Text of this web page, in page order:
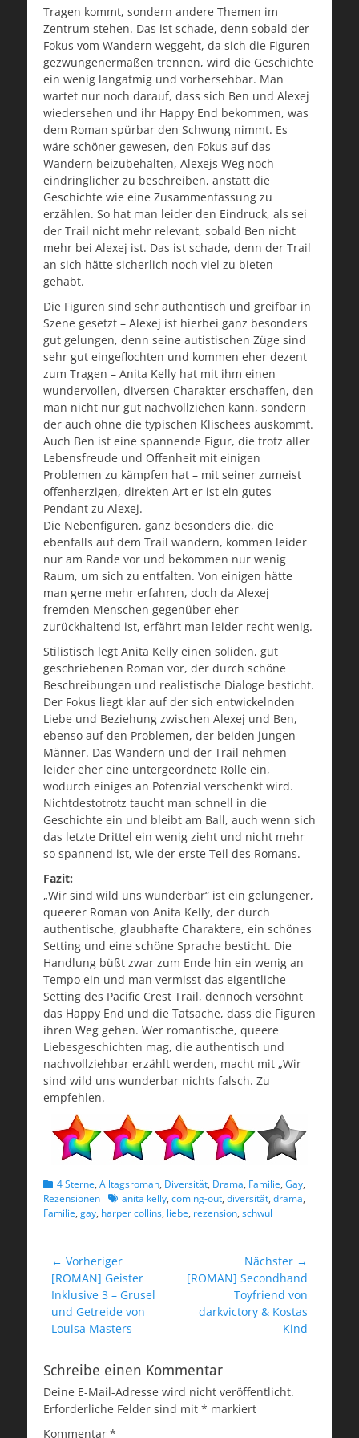
Tragen kommt, sondern andere Themen im
Zentrum stehen. Das ist schade, denn sobald der
Fokus vom Wandern weggeht, da sich die Figuren
gezwungenermaßen trennen, wird die Geschichte
ein wenig langatmig und vorhersehbar. Man
wartet nur noch darauf, dass sich Ben und Alexej
wiedersehen und ihr Happy End bekommen, was
dem Roman spürbar den Schwung nimmt. Es
wäre schöner gewesen, den Fokus auf das
Wandern beizubehalten, Alexejs Weg noch
eindringlicher zu beschreiben, anstatt die
Geschichte wie eine Zusammenfassung zu
erzählen. So hat man leider den Eindruck, als sei
der Trail nicht mehr relevant, sobald Ben nicht
mehr bei Alexej ist. Das ist schade, denn der Trail
an sich hätte sicherlich noch viel zu bieten
gehabt.
Die Figuren sind sehr authentisch und greifbar in
Szene gesetzt – Alexej ist hierbei ganz besonders
gut gelungen, denn seine autistischen Züge sind
sehr gut eingeflochten und kommen eher dezent
zum Tragen – Anita Kelly hat mit ihm einen
wundervollen, diversen Charakter erschaffen, den
man nicht nur gut nachvollziehen kann, sondern
der auch ohne die typischen Klischees auskommt.
Auch Ben ist eine spannende Figur, die trotz aller
Lebensfreude und Offenheit mit einigen
Problemen zu kämpfen hat – mit seiner zumeist
offenherzigen, direkten Art er ist ein gutes
Pendant zu Alexej.
Die Nebenfiguren, ganz besonders die, die
ebenfalls auf dem Trail wandern, kommen leider
nur am Rande vor und bekommen nur wenig
Raum, um sich zu entfalten. Von einigen hätte
man gerne mehr erfahren, doch da Alexej
fremden Menschen gegenüber eher
zurückhaltend ist, erfährt man leider recht wenig.
Stilistisch legt Anita Kelly einen soliden, gut
geschriebenen Roman vor, der durch schöne
Beschreibungen und realistische Dialoge besticht.
Der Fokus liegt klar auf der sich entwickelnden
Liebe und Beziehung zwischen Alexej und Ben,
ebenso auf den Problemen, der beiden jungen
Männer. Das Wandern und der Trail nehmen
leider eher eine untergeordnete Rolle ein,
wodurch einiges an Potenzial verschenkt wird.
Nichtdestotrotz taucht man schnell in die
Geschichte ein und bleibt am Ball, auch wenn sich
das letzte Drittel ein wenig zieht und nicht mehr
so spannend ist, wie der erste Teil des Romans.
Fazit:
„Wir sind wild uns wunderbar“ ist ein gelungener,
queerer Roman von Anita Kelly, der durch
authentische, glaubhafte Charaktere, ein schönes
Setting und eine schöne Sprache besticht. Die
Handlung büßt zwar zum Ende hin ein wenig an
Tempo ein und man vermisst das eigentliche
Setting des Pacific Crest Trail, dennoch versöhnt
das Happy End und die Tatsache, dass die Figuren
ihren Weg gehen. Wer romantische, queere
Liebesgeschichten mag, die authentisch und
nachvollziehbar erzählt werden, macht mit „Wir
sind wild uns wunderbar nichts falsch. Zu
empfehlen.
Kategorien
4 Sterne, Alltagsroman, Diversität, Drama, Familie, Gay,
Rezensionen Schlagworte
anita kelly, coming-out, diversität, drama,
Familie, gay, harper collins, liebe, rezension, schwul
Beitragsnavigation
← Vorheriger
Vorheriger
Beitrag:
[ROMAN] Geister
Inklusive 3 – Grusel
und Getreide von
Louisa Masters
Nächster →
Nächster
[ROMAN] Secondhand
Toyfriend von
darkvictory & Kostas
Kind
Schreibe einen Kommentar
Deine E-Mail-Adresse wird nicht veröffentlicht.
Erforderliche Felder sind mit * markiert
Kommentar *